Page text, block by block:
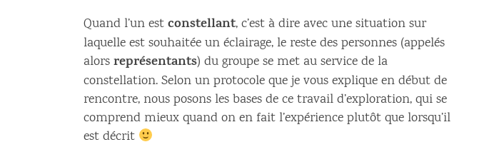
Quand l’un estconstellant, c’est à dire avec une situation sur
laquelle est souhaitée un éclairage, le reste des personnes (appelés
alorsreprésentants) du groupe se met au service de la
constellation. Selon un protocole que je vous explique en début de
rencontre, nous posons les bases de ce travail d’exploration, qui se
comprend mieux quand on en fait l’expérience plutôt que lorsqu’il
est décrit